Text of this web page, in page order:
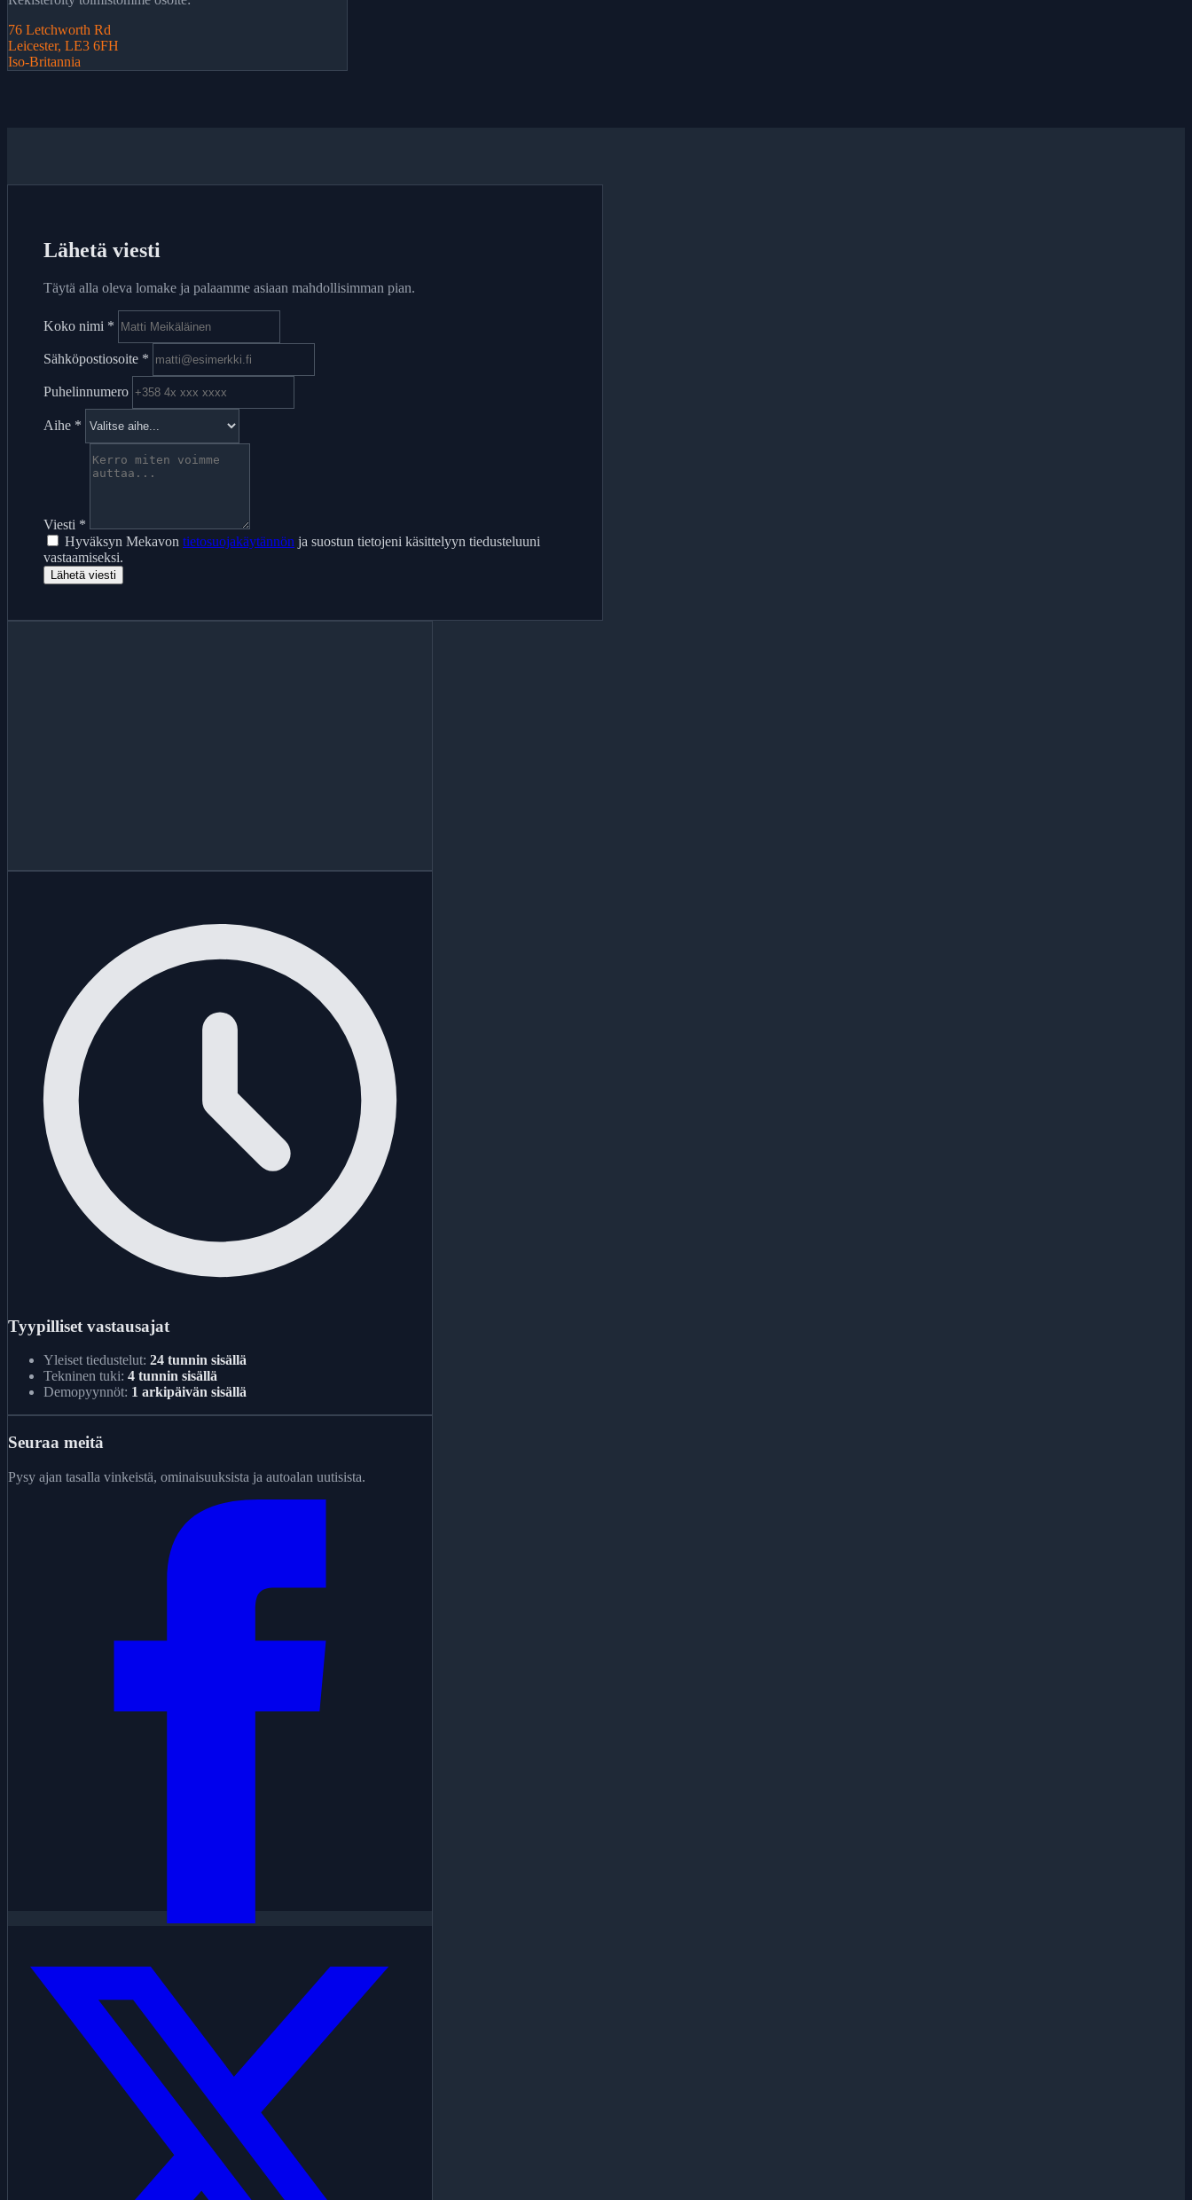
76 Letchworth Rd
Leicester, LE3 6FH
Iso-Britannia
Lähetä viesti
Täytä alla oleva lomake ja palaamme asiaan mahdollisimman pian.
Koko nimi *
Sähköpostiosoite *
Puhelinnumero
Aihe *
Viesti *
Hyväksyn Mekavon tietosuojakäytännön ja suostun tietojeni käsittelyyn tiedusteluuni
vastaamiseksi.
Lähetä viesti
Tyypilliset vastausajat
Yleiset tiedustelut: 24 tunnin sisällä
Tekninen tuki: 4 tunnin sisällä
Demopyynnöt: 1 arkipäivän sisällä
Seuraa meitä
Pysy ajan tasalla vinkeistä, ominaisuuksista ja autoalan uutisista.